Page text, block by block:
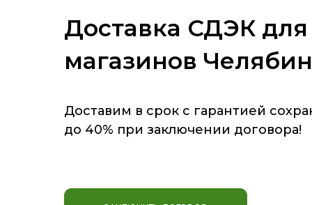
Доставка СДЭК для
магазинов
Доставим в срок с гарантией
до 40% при заключении договора!